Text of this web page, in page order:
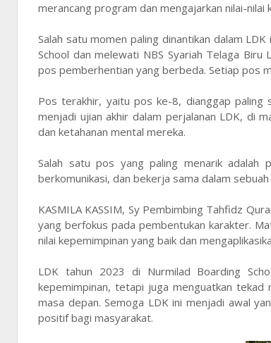
merancang program dan mengajarkan nilai-
Salah satu momen paling dinantikan dalam
School dan melewati NBS Syariah Telaga
pos pemberhentian yang berbeda. Setiap pos
Pos terakhir, yaitu pos ke-8, dianggap paling
menjadi ujian akhir dalam perjalanan LDK, di
dan ketahanan mental mereka.
Salah satu pos yang paling menarik adalah
berkomunikasi, dan bekerja sama dalam
KASMILA KASSIM, Sy Pembimbing Tahfidz
yang berfokus pada pembentukan karakter.
nilai kepemimpinan yang baik dan
LDK tahun 2023 di Nurmilad Boarding
kepemimpinan, tetapi juga menguatkan
masa depan. Semoga LDK ini menjadi awal
positif bagi masyarakat.